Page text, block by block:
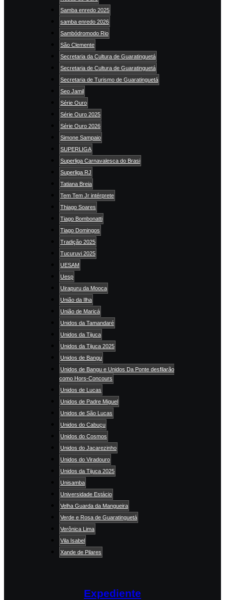
Samba enredo 2025
samba enredo 2026
Sambódromodo Rio
São Clemente
Secretaria da Cultura de Guaratinguetá
Secretaria de Cultura de Guaratinguetá
Secretaria de Turismo de Guaratinguetá
Seo Jamil
Série Ouro
Série Ouro 2025
Série Ouro 2026
Simone Sampaio
SUPERLIGA
Superliga Carnavalesca do Brasi
Superliga RJ
Tatiana Breia
Tem Tem Jr intérprete
Thiago Soares
Tiago Bombonatti
Tiago Domingos
Tradição 2025
Tucuruvi 2025
UESAM
Uesp
Uirapuru da Mooca
União da Ilha
União de Maricá
Unidos da Tamandaré
Unidos da Tijuca
Unidos da Tijuca 2025
Unidos de Bangu
Unidos de Bangu e Unidos Da Ponte desfilarão
como Hors-Concours
Unidos de Lucas
Unidos de Padre Miguel
Unidos de São Lucas
Unidos do Cabuçu
Unidos do Cosmos
Unidos do Jacarezinho
Unidos do Viradouro
Unidos da Tijuca 2025
Unisamba
Universidade Estácio
Velha Guarda da Mangueira
Verde e Rosa de Guaratinguetá
Verônica Lima
Vila Isabel
Xande de Pilares
Expediente